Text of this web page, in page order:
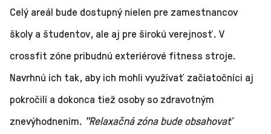
Celý areál bude dostupný nielen pre zamestnancov
školy a študentov, ale aj pre širokú verejnosť. V
crossfit zóne pribudnú exteriérové fitness stroje.
Navrhnú ich tak, aby ich mohli využívať začiatočníci aj
pokročilí a dokonca tiež osoby so zdravotným
znevýhodnením. "Relaxačná zóna bude obsahovať